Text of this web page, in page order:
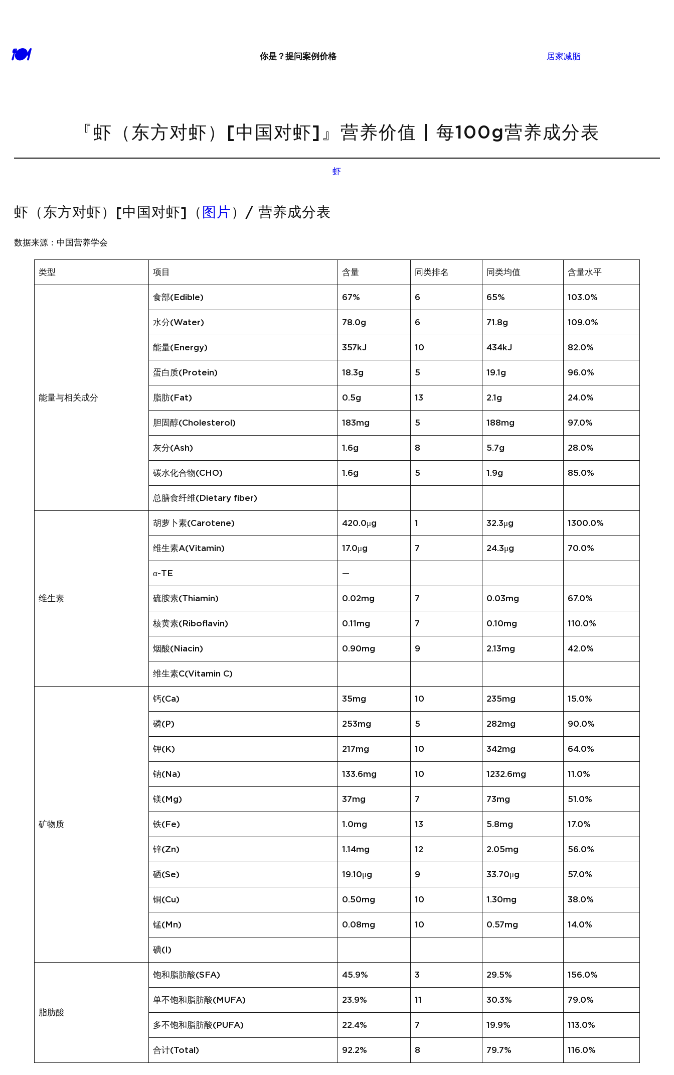
🍽 你是？ 提问案例价格 居家减脂
『虾（东方对虾）[中国对虾]』营养价值 | 每100g营养成分表
虾
虾（东方对虾）[中国对虾]（ 图片 ）/ 营养成分表
数据来源：中国营养学会
类型 项目 含量 同类排名 同类均值 含量水平
能量与相关成分
食部(Edible) 67% 6 65% 103.0%
水分(Water) 78.0g 6 71.8g 109.0%
能量(Energy) 357kJ 10 434kJ 82.0%
蛋白质(Protein) 18.3g 5 19.1g 96.0%
脂肪(Fat) 0.5g 13 2.1g 24.0%
胆固醇(Cholesterol) 183mg 5 188mg 97.0%
灰分(Ash) 1.6g 8 5.7g 28.0%
碳水化合物(CHO) 1.6g 5 1.9g 85.0%
总膳食纤维(Dietary fiber)
维生素
胡萝卜素(Carotene) 420.0μg 1 32.3μg 1300.0%
维生素A(Vitamin) 17.0μg 7 24.3μg 70.0%
α-TE —
硫胺素(Thiamin) 0.02mg 7 0.03mg 67.0%
核黄素(Riboflavin) 0.11mg 7 0.10mg 110.0%
烟酸(Niacin) 0.90mg 9 2.13mg 42.0%
维生素C(Vitamin C)
矿物质
钙(Ca) 35mg 10 235mg 15.0%
磷(P) 253mg 5 282mg 90.0%
钾(K) 217mg 10 342mg 64.0%
钠(Na) 133.6mg 10 1232.6mg 11.0%
镁(Mg) 37mg 7 73mg 51.0%
铁(Fe) 1.0mg 13 5.8mg 17.0%
锌(Zn) 1.14mg 12 2.05mg 56.0%
硒(Se) 19.10μg 9 33.70μg 57.0%
铜(Cu) 0.50mg 10 1.30mg 38.0%
锰(Mn) 0.08mg 10 0.57mg 14.0%
碘(I)
脂肪酸
饱和脂肪酸(SFA) 45.9% 3 29.5% 156.0%
单不饱和脂肪酸(MUFA) 23.9% 11 30.3% 79.0%
多不饱和脂肪酸(PUFA) 22.4% 7 19.9% 113.0%
合计(Total) 92.2% 8 79.7% 116.0%